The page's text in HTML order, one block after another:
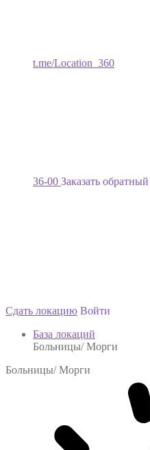
t.me/Location_360
36-00 Заказать
Сдать локацию Войти
База локаций
Больницы/ Морги
Больницы/ Морги